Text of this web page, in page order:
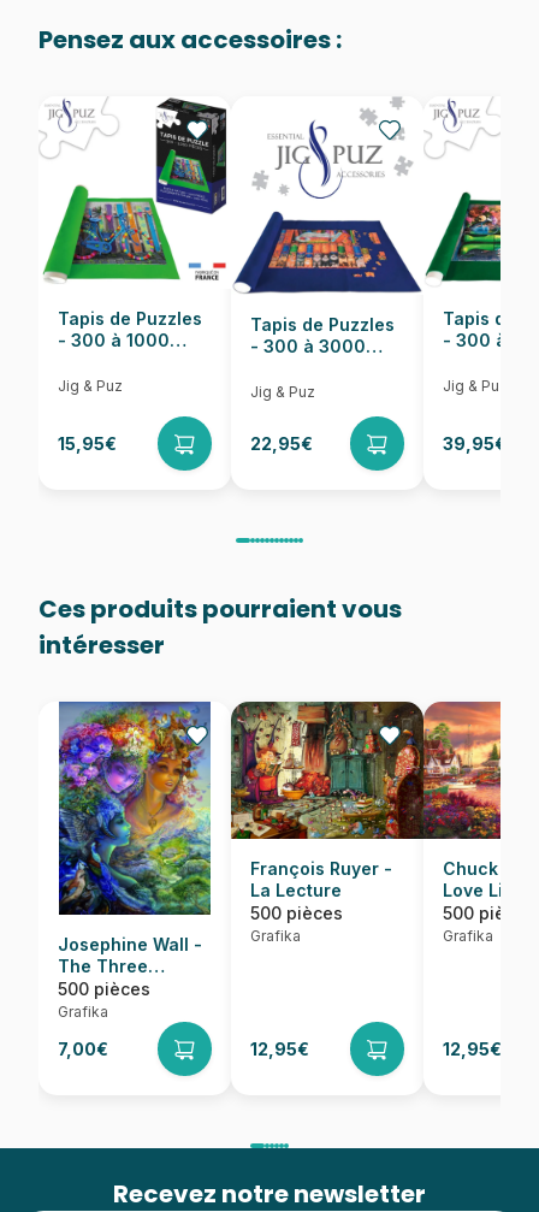
Provenance Puzzles fabriqués en France
EAN 3667232338010
Nombre de pièces 500 pièces
Dimensions 48 x 34 cm
Pensez aux accessoires :
Tapis de Puzzles
- 300 à 1000
Jig & Puz
15,95€
Tapis de Puzzles
- 300 à 3000
Jig & Puz
22,95€
Tapis de
- 300 à
Jig & Puz
39,95€
Ces produits pourraient vous
intéresser
Josephine Wall -
The Three
Graces
500 pièces
Grafika
7,00€
François Ruyer -
La Lecture
500 pièces
Grafika
12,95€
Chuck
Love
500 pièces
Grafika
12,95€
Recevez notre newsletter